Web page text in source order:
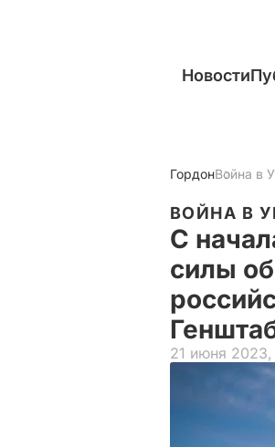
Новости
ГордонВойна в
ВОЙНА В
С
силы
21 июня